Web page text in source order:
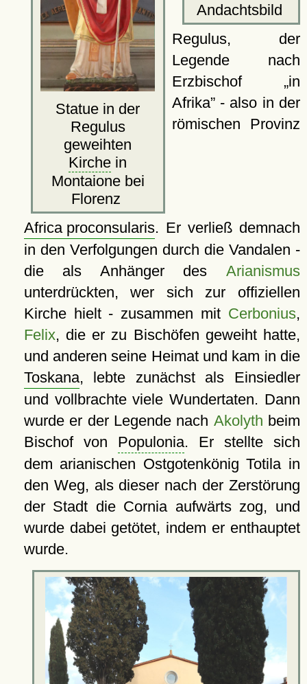
Statue in der
Regulus
geweihten
Kirche in
Montaione bei
Florenz
Andachtsbild
Regulus, der
Legende nach
Erzbischof
in
Afrika - also in der
römischen Provinz
Africa proconsularis. Er verließ demnach
in den Verfolgungen durch die Vandalen -
die als Anhänger des Arianismus
unterdrückten, wer sich zur offiziellen
Kirche hielt - zusammen mit Cerbonius,
Felix, die er zu Bischöfen geweiht hatte,
und anderen seine Heimat und kam in die
Toskana, lebte zunächst als Einsiedler
und vollbrachte viele Wundertaten. Dann
wurde er der Legende nach Akolyth beim
Bischof von Populonia. Er stellte sich
dem arianischen Ostgotenkönig Totila in
den Weg, als dieser nach der Zerstörung
der Stadt die Cornia aufwärts zog, und
wurde dabei getötet, indem er enthauptet
wurde.